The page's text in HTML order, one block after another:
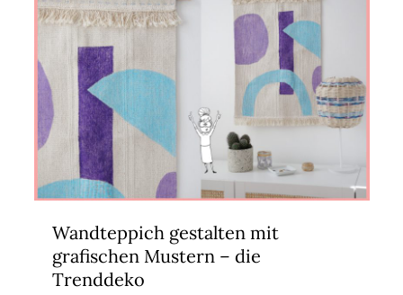
Wandteppich gestalten mit
grafischen Mustern – die
Trenddeko